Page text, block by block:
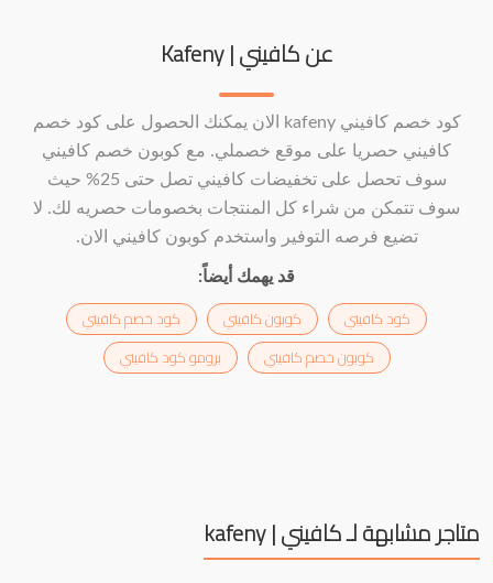
عن كافيني | Kafeny
كود خصم كافيني kafeny الان يمكنك الحصول على كود خصم
كافيني حصريا على موقع خصملي. مع كوبون خصم كافيني
سوف تحصل على تخفيضات كافيني تصل حتى 25% حيث
سوف تتمكن من شراء كل المنتجات بخصومات حصريه لك. لا
تضيع فرصه التوفير واستخدم كوبون كافيني الان.
قد يهمك أيضاً:
كود كافيني كوبون كافيني
كود خصم كافيني
كوبون خصم كافيني
برومو كود كافيني
متاجر مشابهة لـ كافيني | kafeny